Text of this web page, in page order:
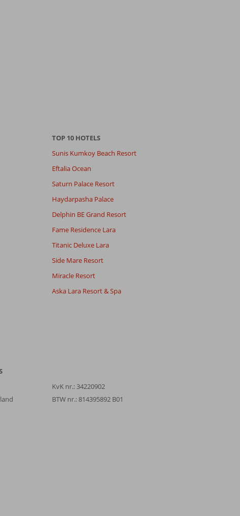
TOP 10 HOTELS
Sunis Kumkoy Beach Resort
Eftalia Ocean
Saturn Palace Resort
Haydarpasha Palace
Delphin BE Grand Resort
Fame Residence Lara
Titanic Deluxe Lara
Side Mare Resort
Miracle Resort
Aska Lara Resort & Spa
KvK nr.: 34220902
BTW nr.: 814395892 B01